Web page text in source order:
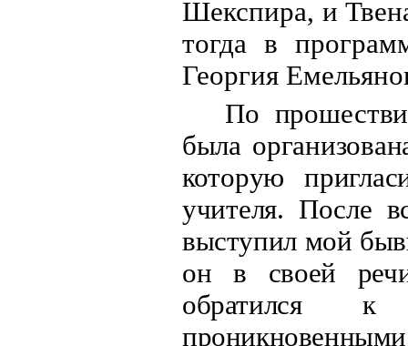
Шекспира, и
тогда в
Георгия
По
была
которую
учителя. После
выступил мой
он в своей
обратился к